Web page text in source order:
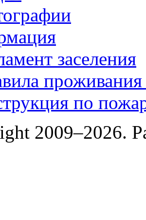
заселения
по
2009–2026.